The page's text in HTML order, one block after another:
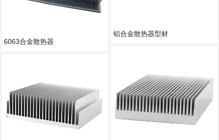
6063合金散热器
铝合金散热器型材